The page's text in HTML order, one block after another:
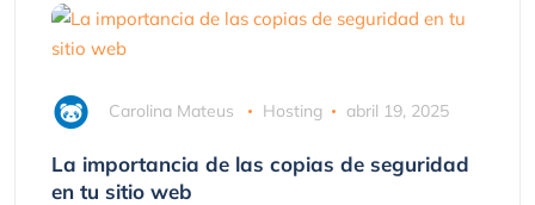
Carolina Mateus Hosting abril 19, 2025
La importancia de las copias de seguridad
en tu sitio web